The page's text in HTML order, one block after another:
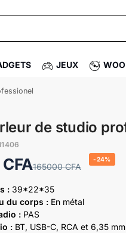
JEUX
de studio
165000CFA
CFA -24%
:39*22*35
du corps :En métal
:PAS
:BT, USB-C, RCA et 6,35 mm